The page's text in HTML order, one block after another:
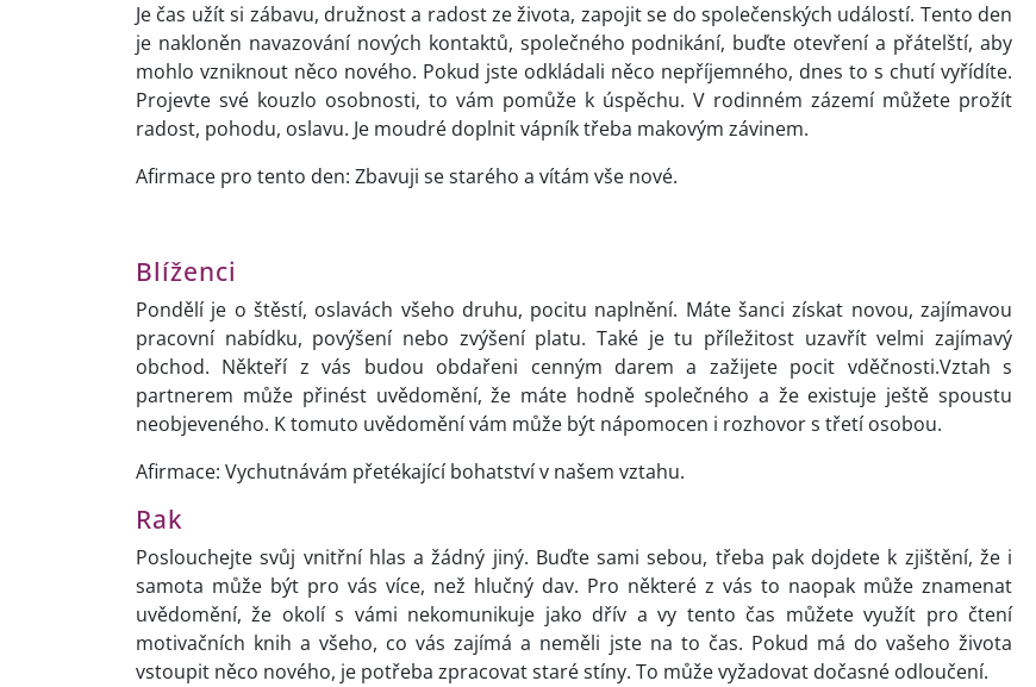
Je čas užít si zábavu, družnost a radost ze života, zapojit se do společenských událostí. Tento den
je nakloněn navazování nových kontaktů, společného podnikání, buďte otevření a přátelští, aby
mohlo vzniknout něco nového. Pokud jste odkládali něco nepříjemného, dnes to s chutí vyřídíte.
Projevte své kouzlo osobnosti, to vám pomůže k úspěchu. V rodinném zázemí můžete prožít
radost, pohodu, oslavu. Je moudré doplnit vápník třeba makovým závinem.
Afirmace pro tento den: Zbavuji se starého a vítám vše nové.
Blíženci
Pondělí je o štěstí, oslavách všeho druhu, pocitu naplnění. Máte šanci získat novou, zajímavou
pracovní nabídku, povýšení nebo zvýšení platu. Také je tu příležitost uzavřít velmi zajímavý
obchod. Někteří z vás budou obdařeni cenným darem a zažijete pocit vděčnosti.Vztah s
partnerem může přinést uvědomění, že máte hodně společného a že existuje ještě spoustu
neobjeveného. K tomuto uvědomění vám může být nápomocen i rozhovor s třetí osobou.
Afirmace: Vychutnávám přetékající bohatství v našem vztahu.
Rak
Poslouchejte svůj vnitřní hlas a žádný jiný. Buďte sami sebou, třeba pak dojdete k zjištění, že i
samota může být pro vás více, než hlučný dav. Pro některé z vás to naopak může znamenat
uvědomění, že okolí s vámi nekomunikuje jako dřív a vy tento čas můžete využít pro čtení
motivačních knih a všeho, co vás zajímá a neměli jste na to čas. Pokud má do vašeho života
vstoupit něco nového, je potřeba zpracovat staré stíny. To může vyžadovat dočasné odloučení.